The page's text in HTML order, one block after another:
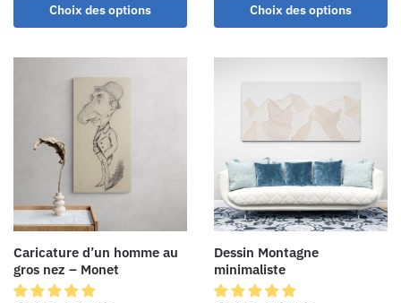
Choix des options Choix des options
Caricature d’un homme au
gros nez – Monet
Dessin Montagne
minimaliste